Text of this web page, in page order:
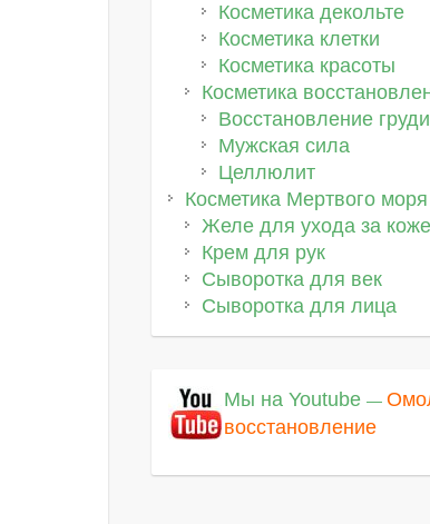
Косметика декольте
Косметика клетки
Косметика красоты
Косметика
Восстановление груди
Мужская сила
Целлюлит
Косметика Мертвого моря
Желе для ухода за
Крем для рук
Сыворотка для век
Сыворотка для лица
Мы на Youtube—
восстановление